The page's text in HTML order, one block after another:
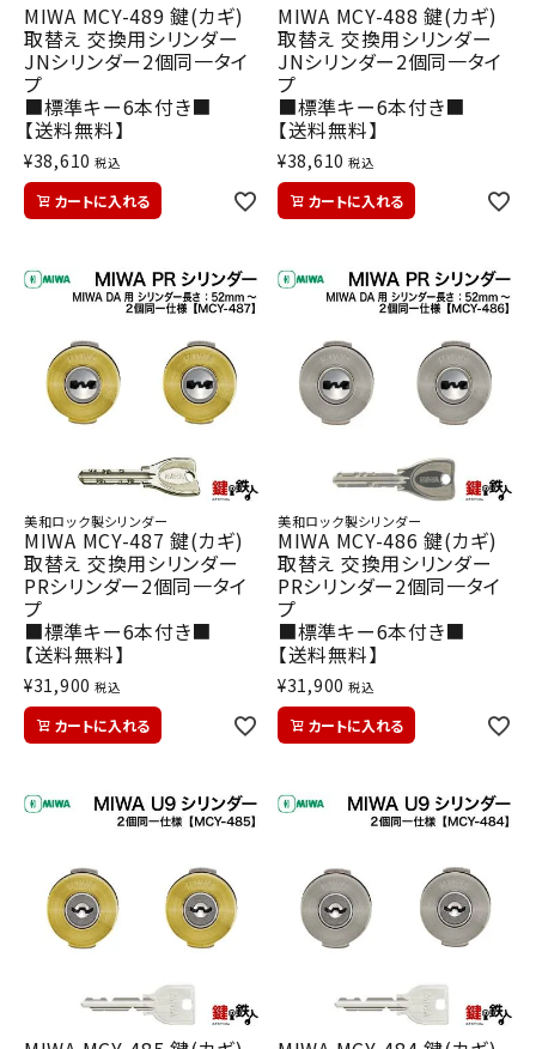
MIWA MCY-489 鍵(カギ)
取替え 交換用シリンダー
JNシリンダー2個同一タイ
プ
■標準キー6本付き■
【送料無料】
¥38,610 税込
カートに入れる
MIWA MCY-488 鍵(カギ)
取替え 交換用シリンダー
JNシリンダー2個同一タイ
プ
■標準キー6本付き■
【送料無料】
¥38,610 税込
カートに入れる
美和ロック製シリンダー
MIWA MCY-487 鍵(カギ)
取替え 交換用シリンダー
PRシリンダー2個同一タイ
プ
■標準キー6本付き■
【送料無料】
¥31,900 税込
カートに入れる
美和ロック製シリンダー
MIWA MCY-486 鍵(カギ)
取替え 交換用シリンダー
PRシリンダー2個同一タイ
プ
■標準キー6本付き■
【送料無料】
¥31,900 税込
カートに入れる